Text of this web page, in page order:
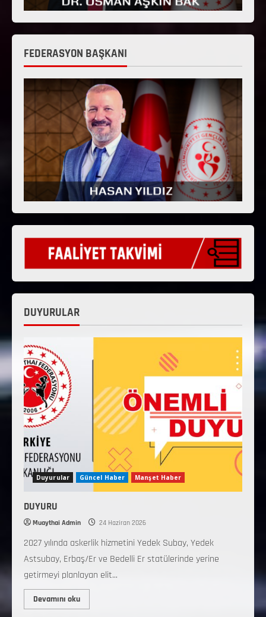
FEDERASYON BAŞKANI
DUYURULAR
Duyurular Güncel Haber Manşet Haber
DUYURU
Muaythai Admin 24 Haziran 2026
2027 yılında askerlik hizmetini Yedek Subay, Yedek
Astsubay, Erbaş/Er ve Bedelli Er statülerinde yerine
getirmeyi planlayan elit...
Devamını oku